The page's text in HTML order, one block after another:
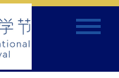
Toggle